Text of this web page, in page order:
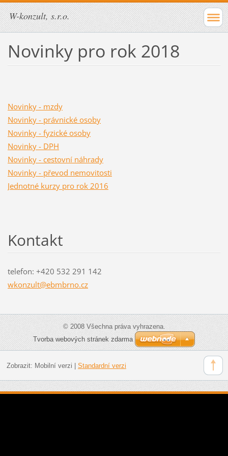
W-konzult, s.r.o.
Novinky pro rok 2018
Novinky - mzdy
Novinky - právnické osoby
Novinky - fyzické osoby
Novinky - DPH
Novinky - cestovní náhrady
Novinky - převod nemovitosti
Jednotné kurzy pro rok 2016
Kontakt
telefon: +420 532 291 142
wkonzult@ebmbrno.cz
© 2008 Všechna práva vyhrazena.
Tvorba webových stránek zdarma
Zobrazit: Mobilní verzi Standardní verzi